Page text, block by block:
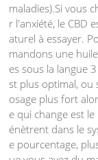
maladies).Si vous
r l'anxiété, le CBD
aturel à essayer.
mandons une
es sous la langue
st plus optimal, ou
osage plus fort
e qui change est
énètrent dans le
e pourcentage,